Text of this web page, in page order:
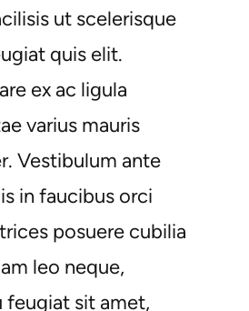
ut scelerisque
quis elit.
ex ac ligula
varius mauris
Vestibulum ante
in faucibus orci
posuere cubilia
leo neque,
feugiat sit amet,